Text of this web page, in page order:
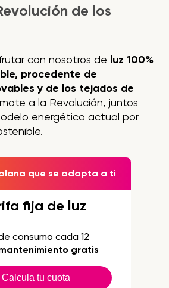
de los
con nosotros de luz 100%
procedente de
y de los tejados de
a la Revolución, juntos
energético actual por
que se adapta a ti
fija de luz
consumo cada 12
gratis
Calcula tu cuota